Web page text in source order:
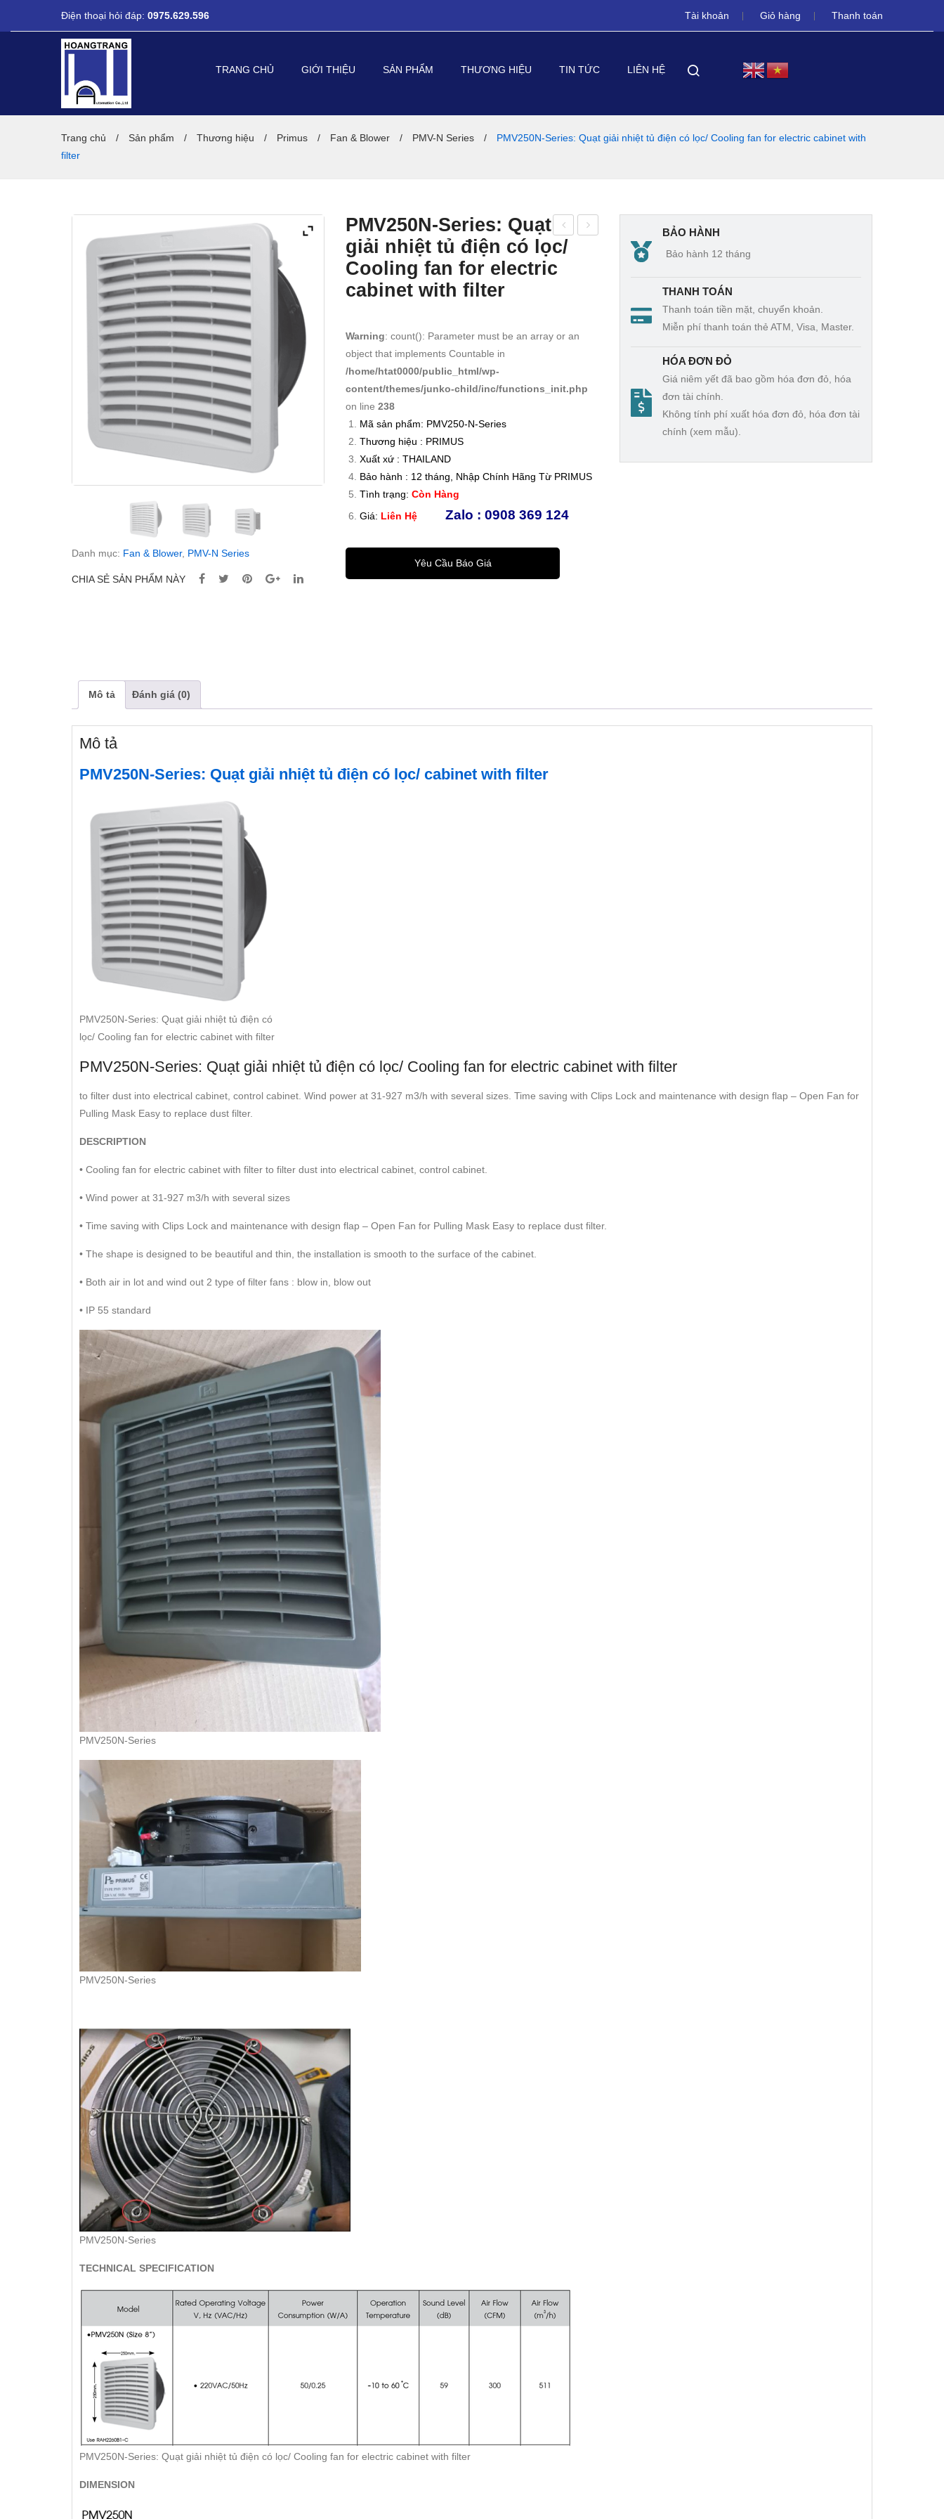
Điện thoại hỏi đáp: 0975.629.596 Tài khoản Giỏ hàng Thanh toán
TRANG CHỦ GIỚI THIỆU SẢN PHẨM THƯƠNG HIỆU TIN TỨC LIÊN HỆ
Trang chủ / Sản phẩm / Thương hiệu / Primus / Fan & Blower / PMV-N Series /
PMV250N-Series: Quạt giải nhiệt tủ điện có lọc/ Cooling fan for electric cabinet with
filter
Danh mục: Fan & Blower, PMV-N Series
CHIA SẺ SẢN PHẨM NÀY
MV
205
Quạ
lọc/
ling
elec
Quạ
lọc/
PMV250N-Series: Quạt
giải nhiệt tủ điện có lọc/
Cooling fan for electric
cabinet with filter
Warning: count(): Parameter must be an array or an
object that implements Countable in
/home/htat0000/public_html/wp-
content/themes/junko-child/inc/functions_init.php
on line 238
Mã sản phẩm: PMV250-N-Series
Thương hiệu : PRIMUS
Xuất xứ : THAILAND
Bảo hành : 12 tháng, Nhập Chính Hãng Từ PRIMUS
Tình trạng: Còn Hàng
Giá: Liên Hệ Zalo : 0908 369 124
Yêu Cầu Báo Giá
BẢO HÀNH
Bảo hành 12 tháng
THANH TOÁN
Thanh toán tiền mặt, chuyển khoản.
Miễn phí thanh toán thẻ ATM, Visa, Master.
HÓA ĐƠN ĐỎ
Giá niêm yết đã bao gồm hóa đơn đỏ, hóa
đơn tài chính.
Không tính phí xuất hóa đơn đỏ, hóa đơn tài
chính (xem mẫu).
Mô tả Đánh giá (0)
Mô tả
PMV250N-Series: Quạt giải nhiệt tủ điện có lọc/ cabinet with filter
PMV250N-Series: Quạt giải nhiệt tủ điện có
lọc/ Cooling fan for electric cabinet with filter
PMV250N-Series: Quạt giải nhiệt tủ điện có lọc/ Cooling fan for electric cabinet with filter
to filter dust into electrical cabinet, control cabinet. Wind power at 31-927 m3/h with several sizes. Time saving with Clips Lock and maintenance with design flap – Open Fan for
Pulling Mask Easy to replace dust filter.
DESCRIPTION
• Cooling fan for electric cabinet with filter to filter dust into electrical cabinet, control cabinet.
• Wind power at 31-927 m3/h with several sizes
• Time saving with Clips Lock and maintenance with design flap – Open Fan for Pulling Mask Easy to replace dust filter.
• The shape is designed to be beautiful and thin, the installation is smooth to the surface of the cabinet.
• Both air in lot and wind out 2 type of filter fans : blow in, blow out
• IP 55 standard
PMV250N-Series
PMV250N-Series
PMV250N-Series
TECHNICAL SPECIFICATION
PMV250N-Series: Quạt giải nhiệt tủ điện có lọc/ Cooling fan for electric cabinet with filter
DIMENSION